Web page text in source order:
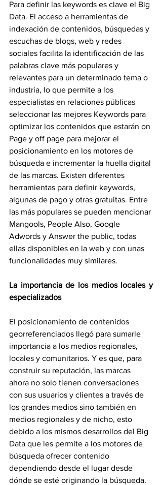
Para definir las keywords es clave el Big
Data. El acceso a herramientas de
indexación de contenidos, búsquedas y
escuchas de blogs, web y redes
sociales facilita la identificación de las
palabras clave más populares y
relevantes para un determinado tema o
industria, lo que permite a los
especialistas en relaciones públicas
seleccionar las mejores Keywords para
optimizar los contenidos que estarán on
Page y off page para mejorar el
posicionamiento en los motores de
búsqueda e incrementar la huella digital
de las marcas. Existen diferentes
herramientas para definir keywords,
algunas de pago y otras gratuitas. Entre
las más populares se pueden mencionar
Mangools, People Also, Google
Adwords y Answer the public, todas
ellas disponibles en la web y con unas
funcionalidades muy similares.
La importancia de los medios locales y
especializados
El posicionamiento de contenidos
georreferenciados llegó para sumarle
importancia a los medios regionales,
locales y comunitarios. Y es que, para
construir su reputación, las marcas
ahora no solo tienen conversaciones
con sus usuarios y clientes a través de
los grandes medios sino también en
medios regionales y de nicho, esto
debido a los mismos desarrollos del Big
Data que les permite a los motores de
búsqueda ofrecer contenido
dependiendo desde el lugar desde
dónde se esté originando la búsqueda.